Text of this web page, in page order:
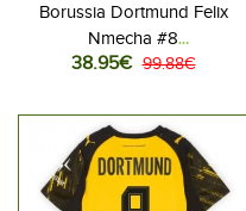
Borussia Dortmund Felix
Nmecha #8
Jalkapallovaatteet Vieraspaita
38.95€ 99.88€